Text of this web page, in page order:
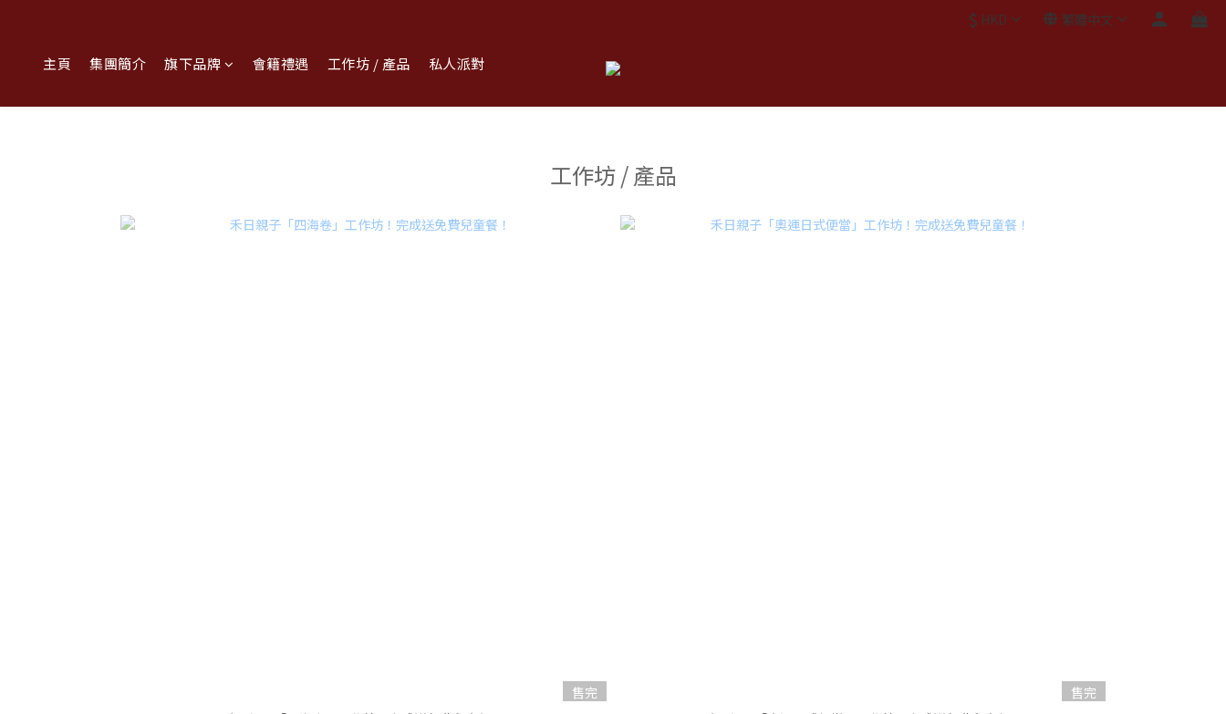
$ HKD 繁體中文
主頁 集團簡介 旗下品牌 會籍禮遇 工作坊 / 產品 私人派對
工作坊 / 產品
售完
售完